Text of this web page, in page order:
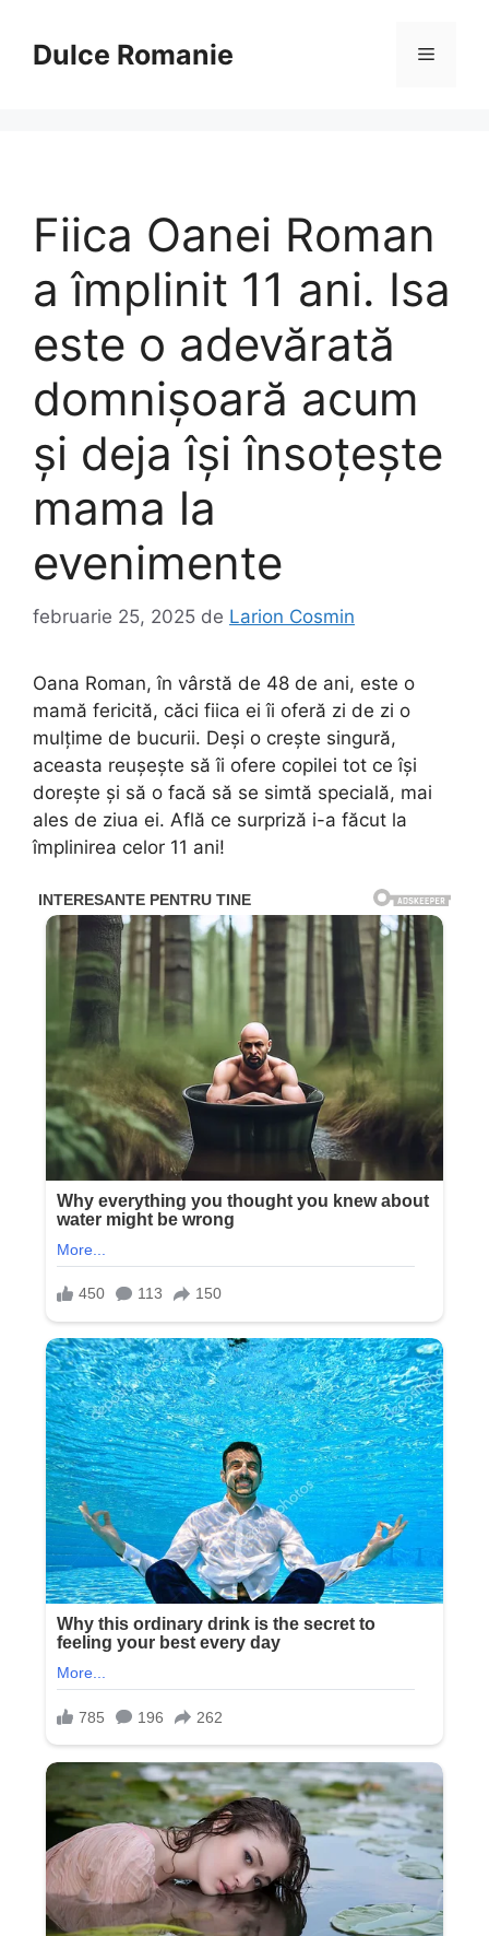
conținutDulce Romanie Meniu
Fiica Oanei Roman
a împlinit 11 ani. Isa
este o adevărată
domnișoară acum
și deja își însoțește
mama la
evenimente
februarie 25, 2025 de Larion Cosmin
Oana Roman, în vârstă de 48 de ani, este o
mamă fericită, căci fiica ei îi oferă zi de zi o
mulțime de bucurii. Deși o crește singură,
aceasta reușește să îi ofere copilei tot ce își
dorește și să o facă să se simtă specială, mai
ales de ziua ei. Află ce surpriză i-a făcut la
împlinirea celor 11 ani!